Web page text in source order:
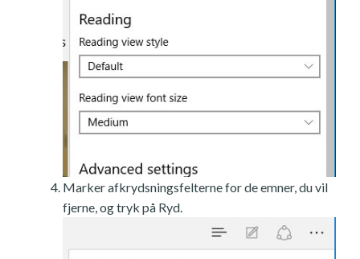
Marker afkrydsningsfelterne for de emner, du vil
fjerne, og tryk på Ryd.